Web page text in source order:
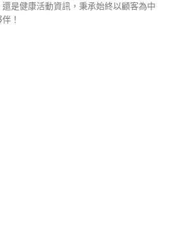
是健康活動資訊，秉承始終以顧客為中
！